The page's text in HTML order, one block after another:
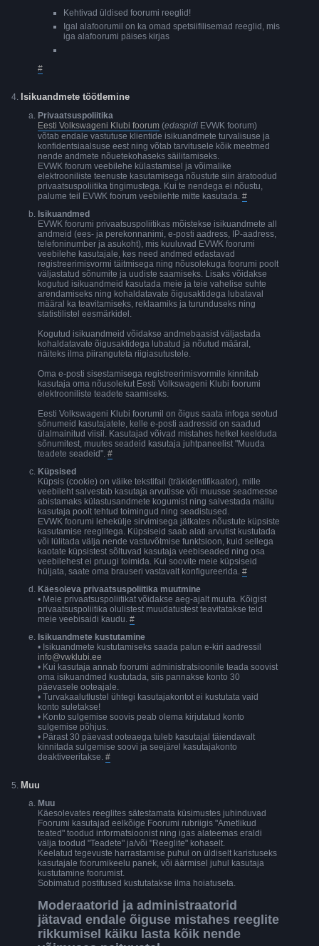
Kehtivad üldised foorumi reeglid!
Igal alafoorumil on ka omad spetsiifilisemad reeglid, mis
iga alafoorumi päises kirjas
#
Isikuandmete töötlemine
Privaatsuspoliitika
Eesti Volkswageni Klubi foorum (edaspidi EVWK foorum)
võtab endale vastutuse klientide isikuandmete turvalisuse ja
konfidentsiaalsuse eest ning võtab tarvitusele kõik meetmed
nende andmete nõuetekohaseks säilitamiseks.
EVWK foorum veebilehe külastamisel ja võimalike
elektrooniliste teenuste kasutamisega nõustute siin äratoodud
privaatsuspoliitika tingimustega. Kui te nendega ei nõustu,
palume teil EVWK foorum veebilehte mitte kasutada. #
Isikuandmed
EVWK foorumi privaatsuspoliitikas mõistekse isikuandmete all
andmeid (ees- ja perekonnanimi, e-posti aadress, IP-aadress,
telefoninumber ja asukoht), mis kuuluvad EVWK foorumi
veebilehe kasutajale, kes need andmed edastavad
registreerimisvormi täitmisega ning nõusolekuga foorumi poolt
väljastatud sõnumite ja uudiste saamiseks. Lisaks võidakse
kogutud isikuandmeid kasutada meie ja teie vahelise suhte
arendamiseks ning kohaldatavate õigusaktidega lubataval
määral ka teavitamiseks, reklaamiks ja turunduseks ning
statistilistel eesmärkidel.
Kogutud isikuandmeid võidakse andmebaasist väljastada
kohaldatavate õigusaktidega lubatud ja nõutud määral,
näiteks ilma piiranguteta riigiasutustele.
Oma e-posti sisestamisega registreerimisvormile kinnitab
kasutaja oma nõusolekut Eesti Volkswageni Klubi foorumi
elektrooniliste teadete saamiseks.
Eesti Volkswageni Klubi foorumil on õigus saata infoga seotud
sõnumeid kasutajatele, kelle e-posti aadressid on saadud
ülalmainitud viisil. Kasutajad võivad mistahes hetkel keelduda
sõnumitest, muutes seadeid kasutaja juhtpaneelist "Muuda
teadete seadeid". #
Küpsised
Küpsis (cookie) on väike tekstifail (träkidentifikaator), mille
veebileht salvestab kasutaja arvutisse või muusse seadmesse
abistamaks külastusandmete kogumist ning salvestada mällu
kasutaja poolt tehtud toimingud ning seadistused.
EVWK foorumi lehekülje sirvimisega jätkates nõustute küpsiste
kasutamise reeglitega. Küpsiseid saab alati arvutist kustutada
või lülitada välja nende vastuvõtmise funktsioon, kuid sellega
kaotate küpsistest sõltuvad kasutaja veebiseaded ning osa
veebilehest ei pruugi toimida. Kui soovite meie küpsiseid
hüljata, saate oma brauseri vastavalt konfigureerida. #
Käesoleva privaatsuspoliitika muutmine
• Meie privaatsuspoliitikat võidakse aeg-ajalt muuta. Kõigist
privaatsuspoliitika olulistest muudatustest teavitatakse teid
meie veebisaidi kaudu. #
Isikuandmete kustutamine
• Isikuandmete kustutamiseks saada palun e-kiri aadressil
info@vwklubi.ee
• Kui kasutaja annab foorumi administratsioonile teada soovist
oma isikuandmed kustutada, siis pannakse konto 30
päevasele ooteajale.
• Turvakaalutlustel ühtegi kasutajakontot ei kustutata vaid
konto suletakse!
• Konto sulgemise soovis peab olema kirjutatud konto
sulgemise põhjus.
• Pärast 30 päevast ooteaega tuleb kasutajal täiendavalt
kinnitada sulgemise soovi ja seejärel kasutajakonto
deaktiveeritakse. #
Muu
Muu
Käesolevates reeglites sätestamata küsimustes juhinduvad
Foorumi kasutajad eelkõige Foorumi rubriigis "Ametlikud
teated" toodud informatsioonist ning igas alateemas eraldi
välja toodud "Teadete" ja/või "Reeglite" kohaselt.
Keelatud tegevuste harrastamise puhul on üldiselt karistuseks
kasutajale foorumikeelu panek, või äärmisel juhul kasutaja
kustutamine foorumist.
Sobimatud postitused kustutatakse ilma hoiatuseta.
Moderaatorid ja administraatorid
jätavad endale õiguse mistahes reeglite
rikkumisel käiku lasta kõik nende